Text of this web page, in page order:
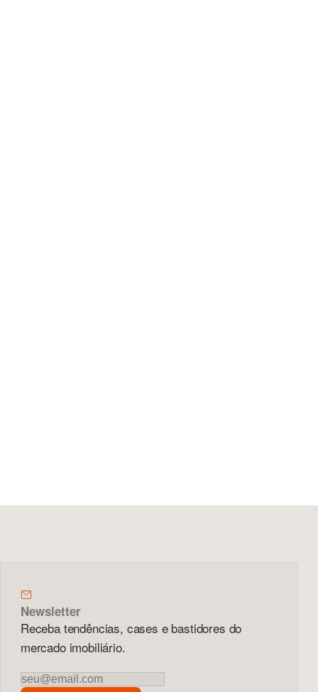
Newsletter
Receba tendências, cases e bastidores do
mercado imobiliário.
Newsletter